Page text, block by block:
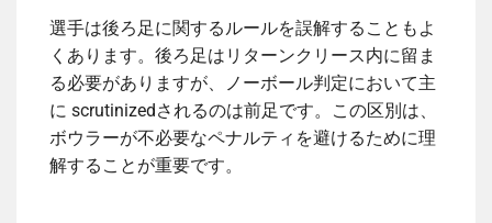
選手は後ろ足に関するルールを誤解することもよ
くあります。後ろ足はリターンクリース内に留ま
る必要がありますが、ノーボール判定において主
に scrutinizedされるのは前足です。この区別は、
ボウラーが不必要なペナルティを避けるために理
解することが重要です。